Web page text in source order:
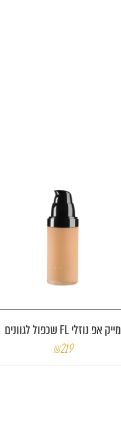
מייק אפ נוזלי FL שכפול לגוונים
₪219